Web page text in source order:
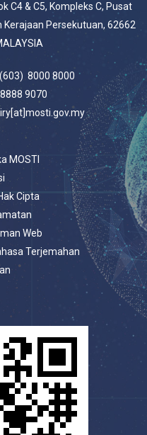
C4 & C5, Kompleks C, Pusat
Kerajaan Persekutuan, 62662
(603) 8000 8000
9070
MOSTI
Cipta
Web
Terjemahan